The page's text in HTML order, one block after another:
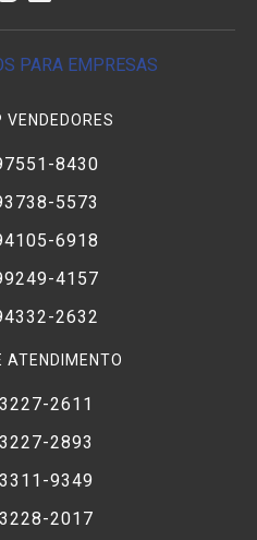
PARA EMPRESAS
8430
5573
6918
4157
2632
ATENDIMENTO
2611
2893
9349
2017